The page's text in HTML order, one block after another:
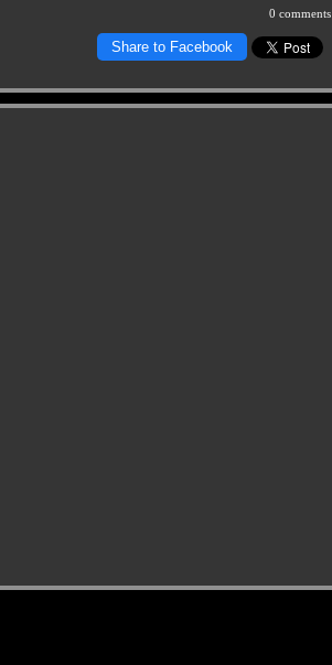
0 comments
Share to Facebook